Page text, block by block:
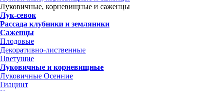
Луковичные, корневищные и саженцы
Лук-севок
Рассада клубники и земляники
Саженцы
Плодовые
Декоративно-лиственные
Цветущие
Луковичные и корневищные
Луковичные Осенние
Гиацинт